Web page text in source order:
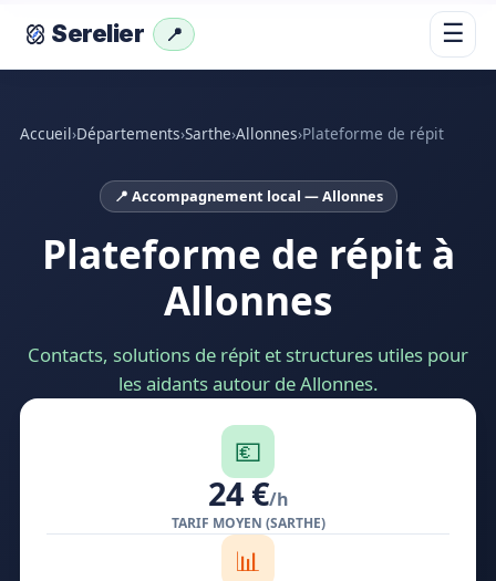
Serelier 📍 ☰
Accueil›Départements›Sarthe›Allonnes›Plateforme de répit
📍 Accompagnement local — Allonnes
Plateforme de répit à
Allonnes
Contacts, solutions de répit et structures utiles pour
les aidants autour de Allonnes.
💶
24 €/h
TARIF MOYEN (SARTHE)
📊